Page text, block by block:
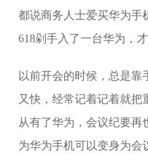
都说商务人士爱买华为手
618剁手入了一台华为，
以前开会的时候，总是
又快，经常记着记着就把
从有了华为，会议纪要再
为华为手机可以变身为会